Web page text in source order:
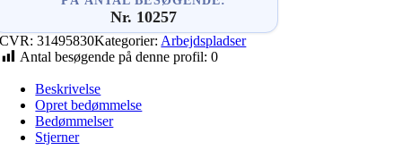
Nr. 10257
CVR:31495830Kategorier: Arbejdspladser
Antal besøgende på denne profil: 0
Beskrivelse
Opret bedømmelse
Bedømmelser
Stjerner